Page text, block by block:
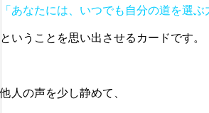
「あなたには、いつでも自分の道を選ぶ
ということを思い出させるカードです。
他人の声を少し静めて、